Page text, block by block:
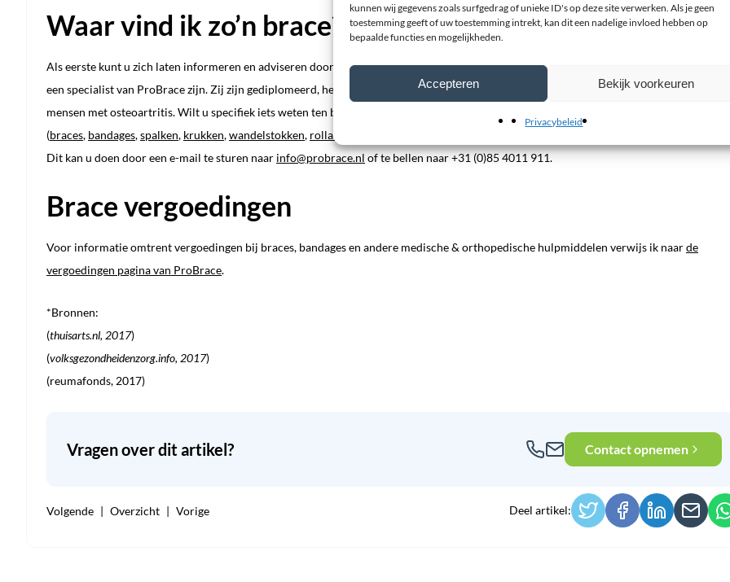
kunnen wij gegevens zoals surfgedrag of unieke ID's op deze site verwerken. Als je geen
toestemming geeft of uw toestemming intrekt, kan dit een nadelige invloed hebben op
bepaalde functies en mogelijkheden.
Accepteren Bekijk voorkeuren
Privacybeleid
Waar vind ik zo’n brace?
Als eerste kunt u zich laten informeren en adviseren door een specialist. Dit kan uw (huis)arts, paramedische specialist (fysio, ergo, etc.) of
een specialist van ProBrace zijn. Zij zijn gediplomeerd, hebben ervaring en de know-how van artrose en wat de juiste behandeling is voor
mensen met osteoartritis. Wilt u specifiek iets weten ten behoeve van medisch & orthopedische hulpmiddelen
(braces, bandages,spalken, krukken,wandelstokken, rollators
Dit kan u doen door een e-mail te sturen naar info@probrace.nlof te bellen naar +31 (0)85 4011 911.
Brace vergoedingen
Voor informatie omtrent vergoedingen bij braces, bandages en andere medische & orthopedische hulpmiddelen verwijs ik naarde
vergoedingen pagina van ProBrace.
*Bronnen:
(thuisarts.nl, 2017)
(volksgezondheidenzorg.info, 2017)
(reumafonds, 2017)
Vragen over dit artikel? Contact opnemen
Volgende Overzicht Vorige Deel artikel: